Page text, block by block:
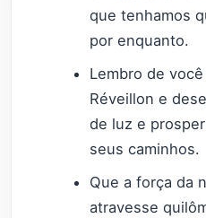
que tenhamos
por enquanto.
Lembro de
Réveillon e
de luz e
seus caminhos.
Que a força da
atravesse